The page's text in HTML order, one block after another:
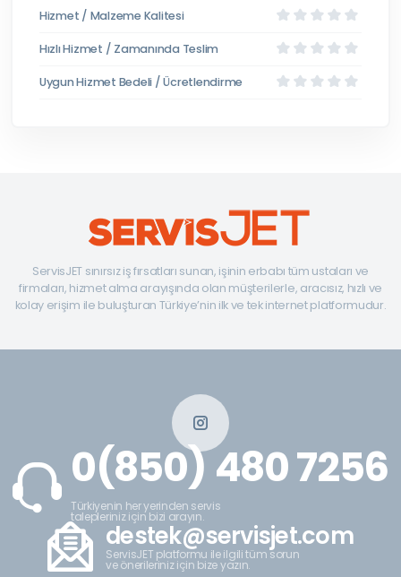
Hizmet / Malzeme Kalitesi
Hızlı Hizmet / Zamanında Teslim
Uygun Hizmet Bedeli / Ücretlendirme
ServisJET sınırsız iş fırsatları sunan, işinin erbabı tüm ustaları ve
firmaları, hizmet alma arayışında olan müşterilerle, aracısız, hızlı ve
kolay erişim ile buluşturan Türkiye’nin ilk ve tek internet platformudur.
0(850) 480 7256
Türkiyenin her yerinden servis
talepleriniz için bizi arayın.
destek@servisjet.com
ServisJET platformu ile ilgili tüm sorun
ve önerileriniz için bize yazın.